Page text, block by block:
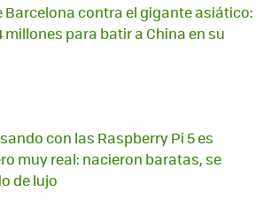
Barcelona contra el gigante asiático:
millones para batir a China en su
con las Raspberry Pi 5 es
muy real: nacieron baratas, se
de lujo